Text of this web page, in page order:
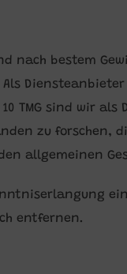
bestem
Diensteanbieter
TMG sind wir
zu forschen,
allgemeinen
entfernen.